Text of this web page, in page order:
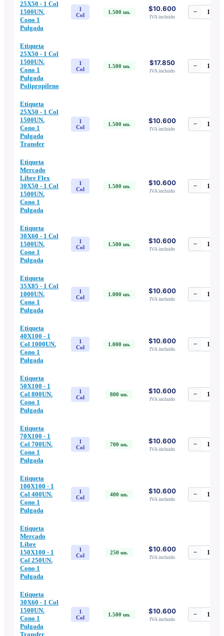
25X50 - 1 Col
1500UN.
Cono 1
Pulgada
1
Col
1.500 un. $10.600
IVA incluido
− 1
Etiqueta
25X50 - 1 Col
1500UN.
Cono 1
Pulgada
Polipropileno
1
Col
1.500 un. $17.850
IVA incluido
− 1
Etiqueta
25X50 - 1 Col
1500UN.
Cono 1
Pulgada
Transfer
1
Col
1.500 un. $10.600
IVA incluido
− 1
Etiqueta
Mercado
Libre Flex
30X50 - 1 Col
1500UN.
Cono 1
Pulgada
1
Col
1.500 un. $10.600
IVA incluido
− 1
Etiqueta
30X60 - 1 Col
1500UN.
Cono 1
Pulgada
1
Col
1.500 un. $10.600
IVA incluido
− 1
Etiqueta
35X85 - 1 Col
1000UN.
Cono 1
Pulgada
1
Col
1.000 un. $10.600
IVA incluido
− 1
Etiqueta
40X100 - 1
Col 1000UN.
Cono 1
Pulgada
1
Col
1.000 un. $10.600
IVA incluido
− 1
Etiqueta
50X100 - 1
Col 800UN.
Cono 1
Pulgada
1
Col
800 un. $10.600
IVA incluido
− 1
Etiqueta
70X100 - 1
Col 700UN.
Cono 1
Pulgada
1
Col
700 un. $10.600
IVA incluido
− 1
Etiqueta
100X100 - 1
Col 400UN.
Cono 1
Pulgada
1
Col
400 un. $10.600
IVA incluido
− 1
Etiqueta
Mercado
Libre
150X100 - 1
Col 250UN.
Cono 1
Pulgada
1
Col
250 un. $10.600
IVA incluido
− 1
Etiqueta
30X60 - 1 Col
1500UN.
Cono 1
Pulgada
Transfer
1
Col
1.500 un. $10.600
IVA incluido
− 1